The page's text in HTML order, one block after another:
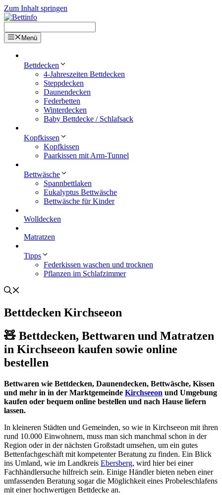
Zum Inhalt springen
Menü
Bettdecken
4-Jahreszeiten Bettdecken
Steppdecken
Daunendecken
Federbetten
Winterdecken
Baby Bettdecke / Schlafsack
Kopfkissen
Kopfkissen
Paarkissen mit Arm-Tunnel
Bettwäsche
Spannbettlaken
Eukalyptus Bettwäsche
Bettwäsche für Kinder
Wolldecken
Matratzen
Tipps
Federkissen waschen und trocknen
Pflanzen im Schlafzimmer
Bettdecken Kirchseeon
🧸 Bettdecken, Bettwaren und Matratzen
in Kirchseeon kaufen sowie online
bestellen
Bettwaren wie Bettdecken, Daunendecken, Bettwäsche, Kissen
und mehr in in der Marktgemeinde Kirchseeon und Umgebung
kaufen oder bequem online bestellen und nach Hause liefern
lassen.
In kleineren Städten und Gemeinden, so wie in Kirchseeon mit ihren
rund 10.000 Einwohnern, muss man sich manchmal schon in der
Region oder in der nächsten Großstadt umsehen, um ein gutes
Bettenfachgeschäft mit kompetenter Beratung zu finden. Ein Blick
ins Umland, wie im Landkreis Ebersberg, wird hier bei einer
Fachhändlersuche hilfreich sein. Einige Händler bieten neben einer
umfassenden Beratung sogar die Möglichkeit eines Probeleschlafens
mit einer hochwertigen Bettdecke an.